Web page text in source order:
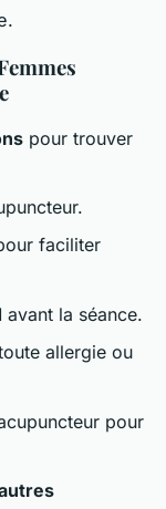
pour trouver
faciliter
avant la séance.
allergie ou
pour